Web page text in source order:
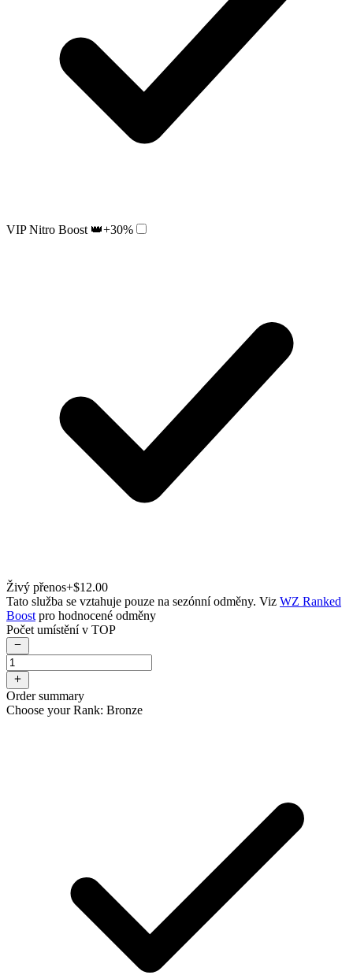
VIP Nitro Boost 👑+30%
Živý přenos+$12.00
Tato služba se vztahuje pouze na sezónní odměny. Viz WZ Ranked
Boost pro hodnocené odměny
Počet umístění v TOP
Order summary
Choose your Rank: Bronze